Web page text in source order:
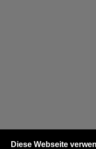
Diese Webseite